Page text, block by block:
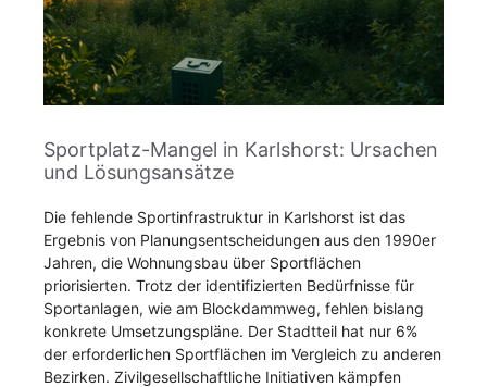
Sportplatz-Mangel in Karlshorst: Ursachen
und Lösungsansätze
Die fehlende Sportinfrastruktur in Karlshorst ist das
Ergebnis von Planungsentscheidungen aus den 1990er
Jahren, die Wohnungsbau über Sportflächen
priorisierten. Trotz der identifizierten Bedürfnisse für
Sportanlagen, wie am Blockdammweg, fehlen bislang
konkrete Umsetzungspläne. Der Stadtteil hat nur 6%
der erforderlichen Sportflächen im Vergleich zu anderen
Bezirken. Zivilgesellschaftliche Initiativen kämpfen